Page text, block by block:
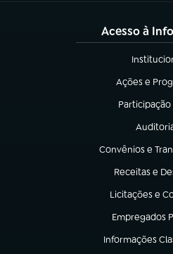
Acesso à
(abre em
Ações e
(abre em
Participação
(abre em
(abre em
Convênios e
(abre em nova
Receitas e
(abre em
Licitações e
(abre em nova
Empregados
(abre em
Informações
(abre em nova